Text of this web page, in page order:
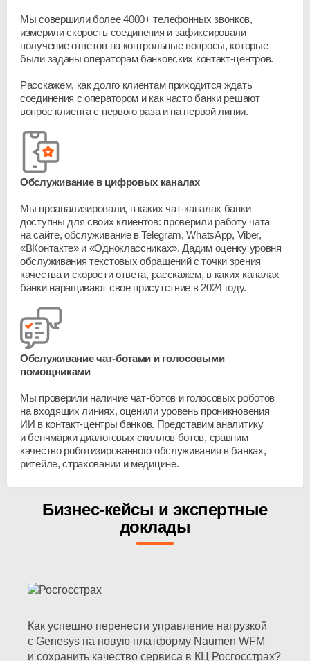
Мы совершили более 4000+ телефонных звонков,
измерили скорость соединения и зафиксировали
получение ответов на контрольные вопросы, которые
были заданы операторам банковских контакт-центров.
Расскажем, как долго клиентам приходится ждать
соединения с оператором и как часто банки решают
вопрос клиента с первого раза и на первой линии.
Обслуживание в цифровых каналах
Мы проанализировали, в каких чат-каналах банки
доступны для своих клиентов: проверили работу чата
на сайте, обслуживание в Telegram, WhatsApp, Viber,
«ВКонтакте» и «Одноклассниках». Дадим оценку уровня
обслуживания текстовых обращений с точки зрения
качества и скорости ответа, расскажем, в каких каналах
банки наращивают свое присутствие в 2024 году.
Обслуживаниечат-ботами и голосовыми
помощниками
Мы проверили наличие чат-ботов и голосовых роботов
на входящих линиях, оценили уровень проникновения
ИИ в контакт-центры банков. Представим аналитику
и бенчмарки диалоговых скиллов ботов, сравним
качество роботизированного обслуживания в банках,
ритейле, страховании и медицине.
Бизнес-кейсы и экспертные
доклады
Как успешно перенести управление нагрузкой
c Genesys на новую платформу Naumen WFM
и сохранить качество сервиса в КЦ Росгосстрах?